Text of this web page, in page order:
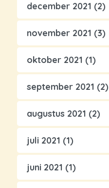
december 2021 (2)
november 2021 (3)
oktober 2021 (1)
september 2021 (2)
augustus 2021 (2)
juli 2021 (1)
juni 2021 (1)